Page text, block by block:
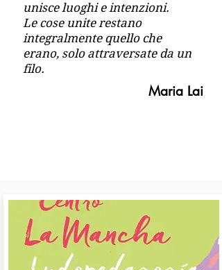
unisce luoghi e intenzioni.
Le cose unite restano
integralmente quello che
erano, solo attraversate da un
filo.
Maria Lai